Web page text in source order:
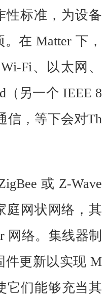
性标准，为设备
在 Matter 下，
Fi、以太网、
（另一个 IEEE 8
信，等下会对Th
或 Z-Wave
庭网状网络，其
网络。集线器制
件更新以实现 M
它们能够充当其